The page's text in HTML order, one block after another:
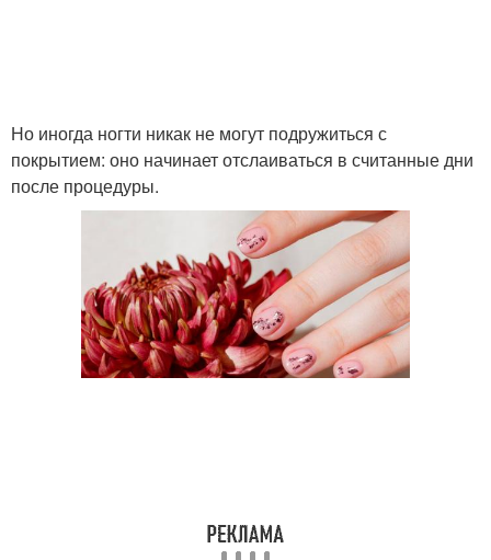
Но иногда ногти никак не могут подружиться с
покрытием: оно начинает отслаиваться в считанные дни
после процедуры.